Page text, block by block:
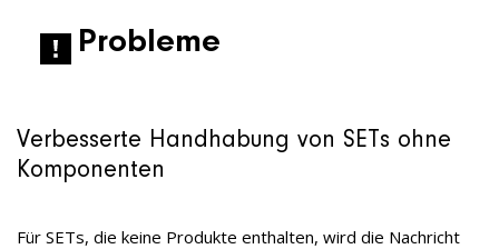
Probleme
Verbesserte Handhabung von SETs ohne
Komponenten
Für SETs, die keine Produkte enthalten, wird die Nachricht